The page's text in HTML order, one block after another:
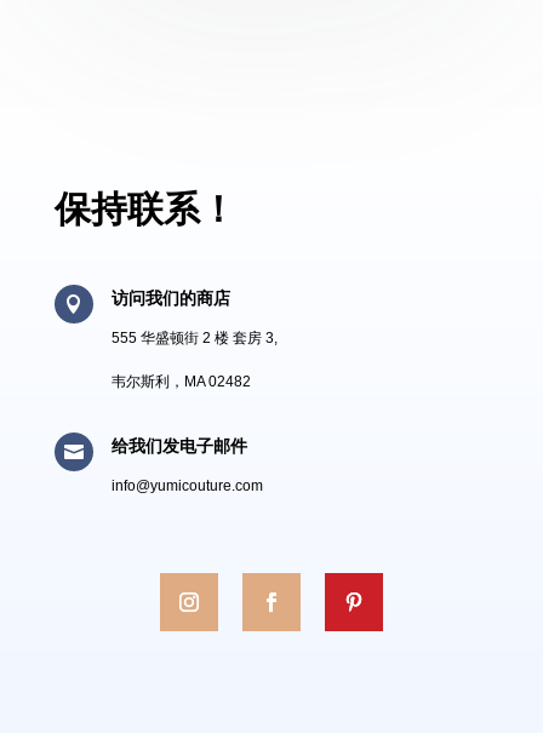
保持联系！
 访问我们的商店
555 华盛顿街 2 楼 套房 3,
韦尔斯利，MA 02482
 给我们发电子邮件
info@yumicouture.com